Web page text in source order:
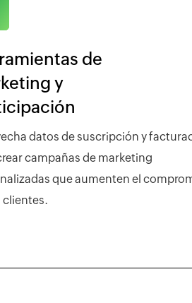
de
y
datos de suscripción y
campañas de marketing
que aumenten el
clientes.